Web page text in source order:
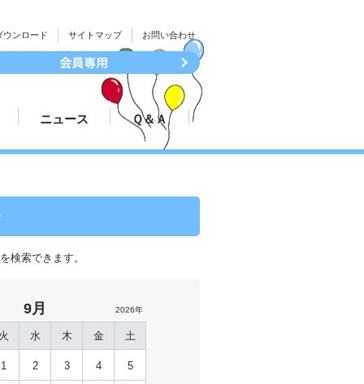
ウンロード サイトマップ お問い合わせ
て
ニュース
プレスリリース
大会結果速報
Ｑ＆Ａ
検索できます。
9月 2026年
水 木 金 土
1 2 3 4 5